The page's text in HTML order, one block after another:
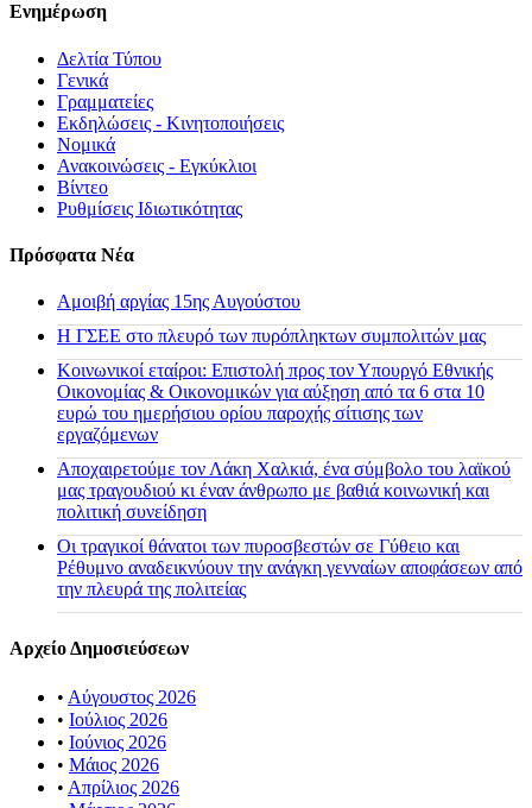
Ενημέρωση
Δελτία Τύπου
Γενικά
Γραμματείες
Εκδηλώσεις - Κινητοποιήσεις
Νομικά
Ανακοινώσεις - Εγκύκλιοι
Βίντεο
Ρυθμίσεις Ιδιωτικότητας
Πρόσφατα Νέα
Αμοιβή αργίας 15ης Αυγούστου
H ΓΣΕΕ στο πλευρό των πυρόπληκτων συμπολιτών μας
Κοινωνικοί εταίροι: Επιστολή προς τον Υπουργό Εθνικής
Οικονομίας & Οικονομικών για αύξηση από τα 6 στα 10
ευρώ του ημερήσιου ορίου παροχής σίτισης των
εργαζόμενων
Αποχαιρετούμε τον Λάκη Χαλκιά, ένα σύμβολο του λαϊκού
μας τραγουδιού κι έναν άνθρωπο με βαθιά κοινωνική και
πολιτική συνείδηση
Οι τραγικοί θάνατοι των πυροσβεστών σε Γύθειο και
Ρέθυμνο αναδεικνύουν την ανάγκη γενναίων αποφάσεων από
την πλευρά της πολιτείας
Αρχείο Δημοσιεύσεων
• Αύγουστος 2026
• Ιούλιος 2026
• Ιούνιος 2026
• Μάιος 2026
• Απρίλιος 2026